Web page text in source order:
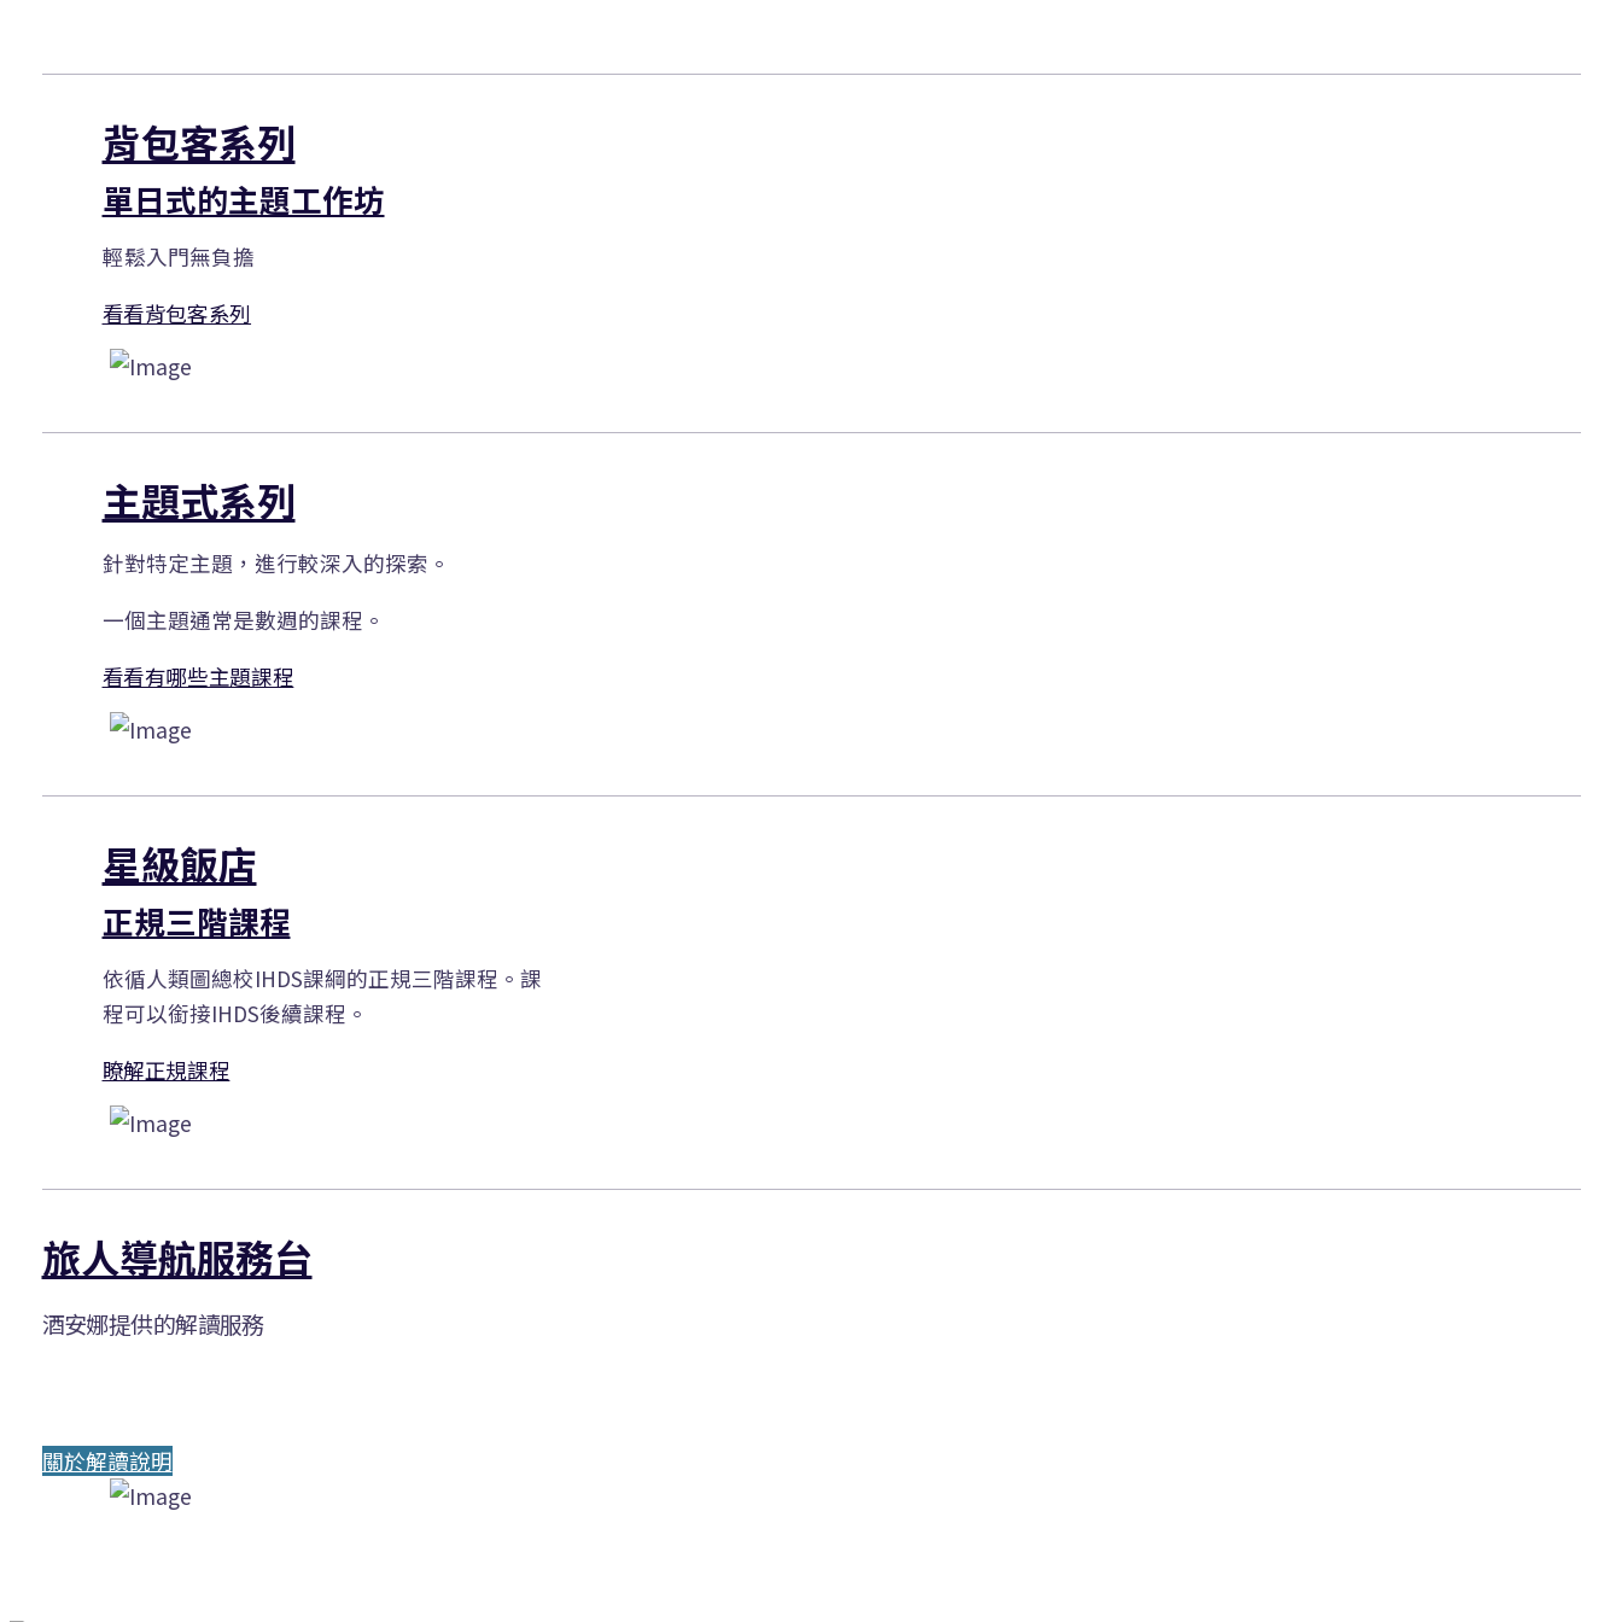
背包客系列
單日式的主題工作坊
輕鬆入門無負擔
看看背包客系列
主題式系列
針對特定主題，進行較深入的探索。
一個主題通常是數週的課程。
看看有哪些主題課程
星級飯店
正規三階課程
依循人類圖總校IHDS課綱的正規三階課程。課
程可以銜接IHDS後續課程。
瞭解正規課程
旅人導航服務台
酒安娜提供的解讀服務
關於解讀說明